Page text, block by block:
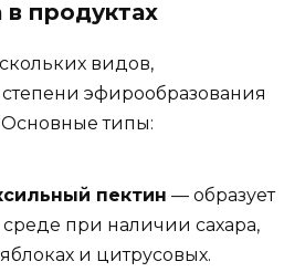
продуктах
видов,
эфирообразования
Основные типы:
пектин — образует
при наличии сахара,
и цитрусовых.